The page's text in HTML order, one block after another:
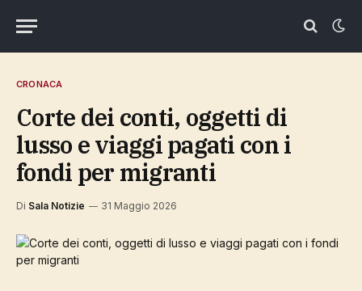
CRONACA
Corte dei conti, oggetti di
lusso e viaggi pagati con i
fondi per migranti
Di Sala Notizie 31 Maggio 2026